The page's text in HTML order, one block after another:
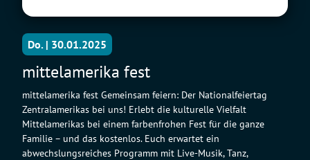
Do. | 30.01.2025
mittelamerika fest
mittelamerika fest Gemeinsam feiern: Der Nationalfeiertag
Zentralamerikas bei uns! Erlebt die kulturelle Vielfalt
Mittelamerikas bei einem farbenfrohen Fest für die ganze
Familie – und das kostenlos. Euch erwartet ein
abwechslungsreiches Programm mit Live-Musik, Tanz,